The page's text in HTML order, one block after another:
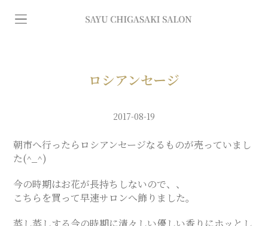
イ
デ
バ
専
ロシアンセージ
2017-08-19
朝市へ行ったらロシアンセージなるものが売っていまし
た(^_^)
今の時期はお花が長持ちしないので、、
こちらを買って早速サロンへ飾りました。